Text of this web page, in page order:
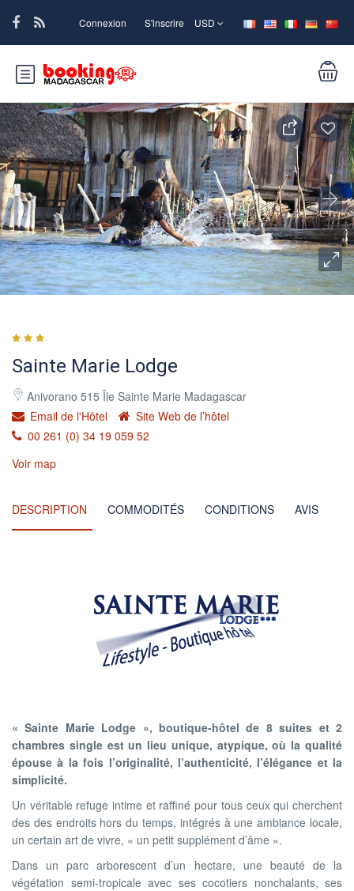
Connexion S'inscrire USD
Sainte Marie Lodge
Anivorano 515 Île Sainte Marie Madagascar
Email de l'Hôtel
Site Web de l’hôtel
00 261 (0) 34 19 059 52
Voir map
DESCRIPTION COMMODITÉS CONDITIONS AVIS
« Sainte Marie Lodge », boutique-hôtel de 8 suites et 2
chambres single est un lieu unique, atypique, où la qualité
épouse à la fois l’originalité, l’authenticité, l’élégance et la
simplicité.
Un véritable refuge intime et raffiné pour tous ceux qui cherchent
des des endroits hors du temps, intégrés à une ambiance locale,
un certain art de vivre, « un petit supplément d’âme ».
Dans un parc arborescent d’un hectare, une beauté de la
végétation semi-tropicale avec ses cocotiers nonchalants, ses